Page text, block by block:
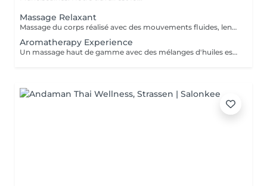
Massage Relaxant
Massage du corps réalisé avec des mouvements fluides, lents et enveloppants qui avec une pression légère, vous offrira une détente profonde du corps et de l'esprit. Ce soin commence par un rafraîchissement stimulant des pieds pour favoriser la circulation sanguine et la relaxation. Pression légère à médium
Aromatherapy Experience
Un massage haut de gamme avec des mélanges d'huiles essentielles bio pour vous relaxer et vous revitaliser. Les techniques de massage et les huiles sont soigneusement sélectionnés et adaptés à chaque personne selon vos besoins spécifiques.Ce soin commence par un rafraîchissement stimulant des pieds pour favoriser la circulation sanguine et la relaxation.